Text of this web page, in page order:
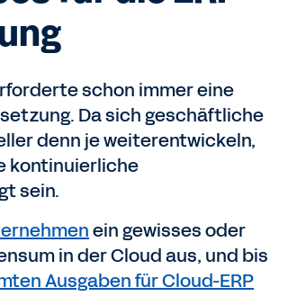
schon immer eine
Da sich geschäftliche
denn je weiterentwickeln,
kontinuierliche
sein.
ein gewisses oder
in der Cloud aus, und bis
Ausgaben für Cloud-ERP